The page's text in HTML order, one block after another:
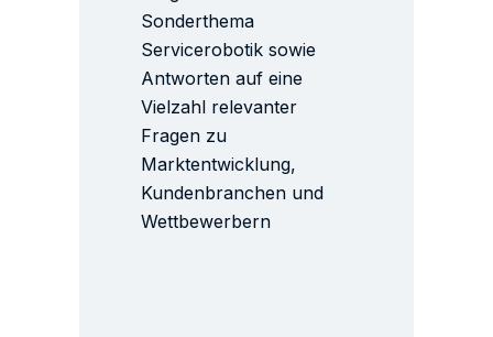
Sonderthema
Servicerobotik sowie
Antworten auf eine
Vielzahl relevanter
Fragen zu
Marktentwicklung,
Kundenbranchen und
Wettbewerbern